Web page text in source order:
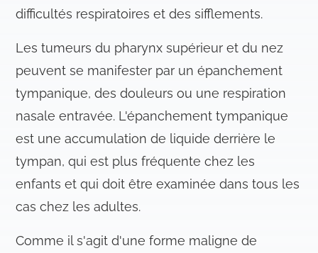
e
e
n
t
difficultés respiratoires et des sifflements.
Les tumeurs du pharynx supérieur et du nez
peuvent se manifester par un épanchement
tympanique, des douleurs ou une respiration
nasale entravée. L'épanchement tympanique
est une accumulation de liquide derrière le
tympan, qui est plus fréquente chez les
enfants et qui doit être examinée dans tous les
cas chez les adultes.
Comme il s'agit d'une forme maligne de